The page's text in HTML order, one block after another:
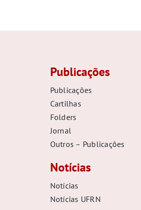
Publicações
Publicações
Cartilhas
Folders
Jornal
Outros – Publicações
Notícias
Notícias
Notícias UFRN